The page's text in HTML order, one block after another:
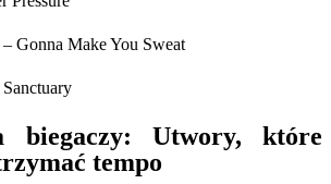
– Gonna Make You Sweat
biegaczy: Utwory, które
tempo